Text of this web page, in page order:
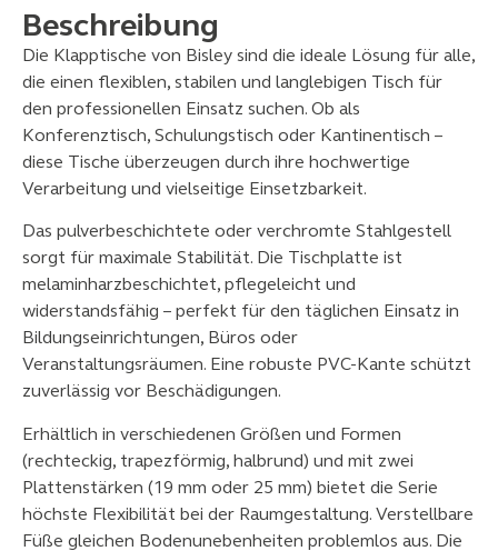
Beschreibung
Die Klapptische von Bisley sind die ideale Lösung für alle,
die einen flexiblen, stabilen und langlebigen Tisch für
den professionellen Einsatz suchen. Ob als
Konferenztisch, Schulungstisch oder Kantinentisch –
diese Tische überzeugen durch ihre hochwertige
Verarbeitung und vielseitige Einsetzbarkeit.
Das pulverbeschichtete oder verchromte Stahlgestell
sorgt für maximale Stabilität. Die Tischplatte ist
melaminharzbeschichtet, pflegeleicht und
widerstandsfähig – perfekt für den täglichen Einsatz in
Bildungseinrichtungen, Büros oder
Veranstaltungsräumen. Eine robuste PVC-Kante schützt
zuverlässig vor Beschädigungen.
Erhältlich in verschiedenen Größen und Formen
(rechteckig, trapezförmig, halbrund) und mit zwei
Plattenstärken (19 mm oder 25 mm) bietet die Serie
höchste Flexibilität bei der Raumgestaltung. Verstellbare
Füße gleichen Bodenunebenheiten problemlos aus. Die